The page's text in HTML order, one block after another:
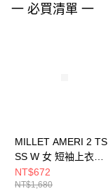
一 必買清單 一
MILLET AMERI 2 TS
SS W 女 短袖上衣
MIV02092N0247
NT$672
NT$1,680